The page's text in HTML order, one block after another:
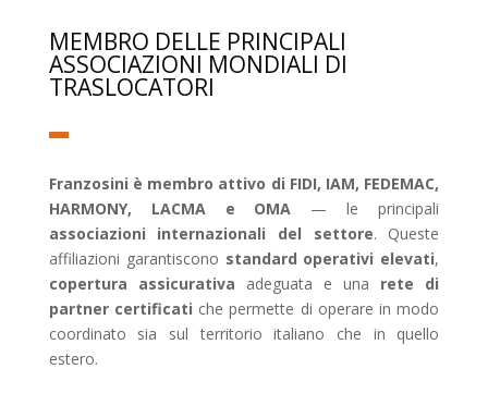
MEMBRO DELLE PRINCIPALI
ASSOCIAZIONI MONDIALI DI
TRASLOCATORI
Franzosini è membro attivo di FIDI, IAM, FEDEMAC,
HARMONY, LACMA e OMA — le principali
associazioni internazionali del settore. Queste
affiliazioni garantiscono standard operativi elevati,
copertura assicurativa adeguata e una rete di
partner certificati che permette di operare in modo
coordinato sia sul territorio italiano che in quello
estero.